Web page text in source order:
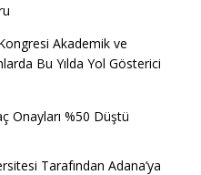
Akademik ve
Bu Yılda Yol Gösterici
Onayları %50 Düştü
Tarafından Adana’ya